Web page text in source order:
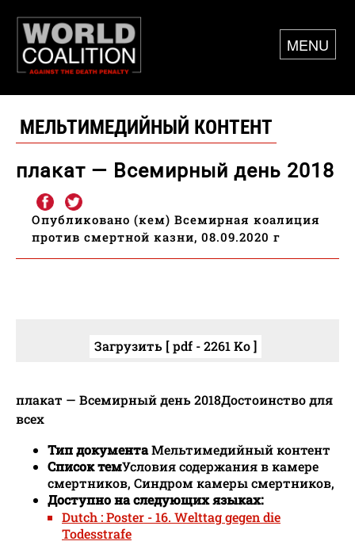
MENU
МЕЛЬТИМЕДИЙНЫЙ КОНТЕНТ
плакат — Всемирный день 2018
Опубликовано (кем) Всемирная коалиция
против смертной казни, 08.09.2020 г
Загрузить [ pdf - 2261 Ko ]
плакат — Всемирный день 2018Достоинство для
всех
Тип документаМельтимедийный контент
Список темУсловия содержания в камере
смертников, Синдром камеры смертников,
Доступно на следующих языках:
Dutch : Poster - 16. Welttag gegen die
Todesstrafe